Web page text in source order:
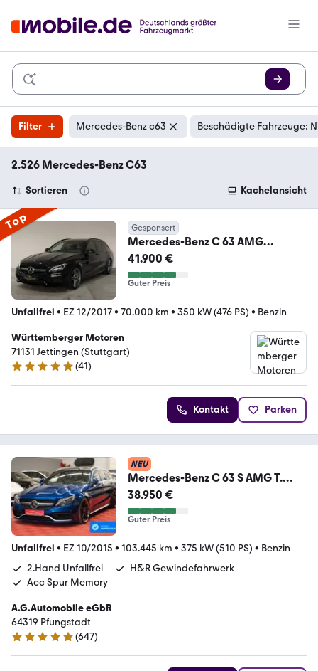
Filter Mercedes-Benz c63 Beschädigte Fahrzeuge:
2.526 Mercedes-Benz C63
Sortieren Kachelansicht
Top Gesponsert
Mercedes-Benz C 63 AMG
T*DRIVERS*BURM*360°*NIGHT*
CARBON*DISTRO
41.900 €
Guter Preis
Unfallfrei • EZ 12/2017• 70.000 km • 350 kW (476 PS) • Benzin
Württemberger Motoren
71131 Jettingen (Stuttgart)
5 Sterne
(41)
Kontakt Parken
NEU
Mercedes-Benz C 63 S AMG T.
*2.Hand*Unfallfrei*Acc*Spur*Me
mory
38.950 €
Guter Preis
Unfallfrei • EZ 10/2015 • 103.445 km • 375 kW (510 PS) • Benzin
2.Hand Unfallfrei
H&R Gewindefahrwerk
Acc Spur Memory
A.G.Automobile eGbR
64319 Pfungstadt
4.9 Sterne
(647)